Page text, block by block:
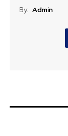
By: Admin